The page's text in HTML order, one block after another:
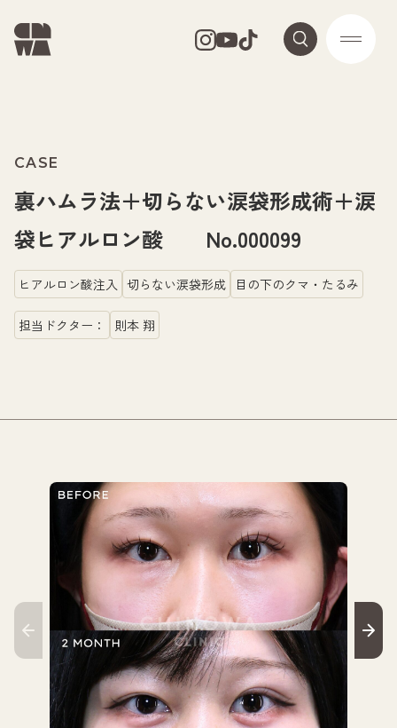
CASE
裏ハムラ法＋切らない涙袋形成術＋涙
袋ヒアルロン酸 No.000099
ヒアルロン酸注入 切らない涙袋形成 目の下のクマ・たるみ
担当ドクター： 則本 翔